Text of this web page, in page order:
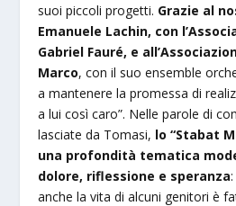
suoi piccoli progetti. Grazie al
Emanuele Lachin, con
Gabriel Fauré, e
Marco, con il suo ensemble
a mantenere la promessa di
a lui così caro”. Nelle parole di
lasciate da Tomasi, lo “Stabat
una profondità tematica
dolore, riflessione e speranza
anche la vita di alcuni genitori è